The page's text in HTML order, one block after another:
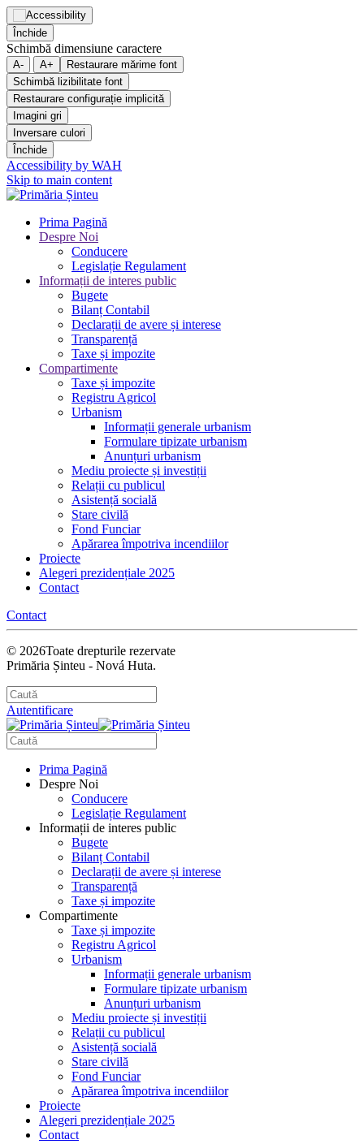
Închide
Schimbă dimensiune caractere
A- A+
Restaurare mărime font
Schimbă lizibilitate font
Restaurare configurație implicită
Imagini gri
Inversare culori
Închide
Accessibility by WAH
Skip to main content
Prima Pagină
Despre Noi
Conducere
Legislație Regulament
Informații de interes public
Bugete
Bilanț Contabil
Declarații de avere și interese
Transparență
Taxe și impozite
Compartimente
Taxe și impozite
Registru Agricol
Urbanism
Informații generale urbanism
Formulare tipizate urbanism
Anunțuri urbanism
Mediu proiecte și investiții
Relații cu publicul
Asistență socială
Stare civilă
Fond Funciar
Apărarea împotriva incendiilor
Proiecte
Alegeri prezidențiale 2025
Contact
Contact
© 2026Toate drepturile rezervate
Primăria Șinteu - Nová Huta.
Autentificare
Prima Pagină
Despre Noi
Conducere
Legislație Regulament
Informații de interes public
Bugete
Bilanț Contabil
Declarații de avere și interese
Transparență
Taxe și impozite
Compartimente
Taxe și impozite
Registru Agricol
Urbanism
Informații generale urbanism
Formulare tipizate urbanism
Anunțuri urbanism
Mediu proiecte și investiții
Relații cu publicul
Asistență socială
Stare civilă
Fond Funciar
Apărarea împotriva incendiilor
Proiecte
Alegeri prezidențiale 2025
Contact